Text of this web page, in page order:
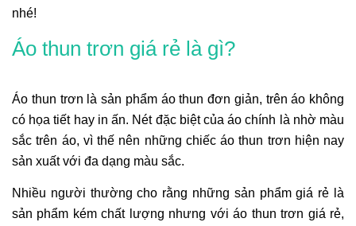
nhé!
Áo thun trơn giá rẻ là gì?
Áo thun trơn là sản phẩm áo thun đơn giản, trên áo không
có họa tiết hay in ấn. Nét đặc biệt của áo chính là nhờ màu
sắc trên áo, vì thế nên những chiếc áo thun trơn hiện nay
sản xuất với đa dạng màu sắc.
Nhiều người thường cho rằng những sản phẩm giá rẻ là
sản phẩm kém chất lượng nhưng với áo thun trơn giá rẻ,